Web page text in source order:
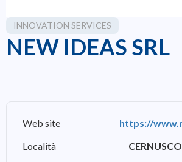
INNOVATION SERVICES
NEW IDEAS SRL
Web site
https://
Località